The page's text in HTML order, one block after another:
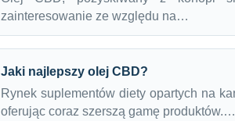
zainteresowanie ze względu na…
Jaki najlepszy olej CBD?
Rynek suplementów diety opartych na
oferując coraz szerszą gamę produktów.…